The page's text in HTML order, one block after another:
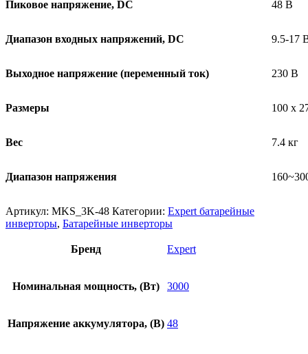
Пиковое напряжение, DC 48 В
Диапазон входных напряжений, DC 9.5-17
Выходное напряжение (переменный ток) 230 В
Размеры 100 x
Вес 7.4 кг
Диапазон напряжения
Артикул: MKS_3K-48 Категории: Expert батарейные
инверторы, Батарейные инверторы
Бренд Expert
Номинальная мощность, (Вт) 3000
Напряжение аккумулятора, (В) 48